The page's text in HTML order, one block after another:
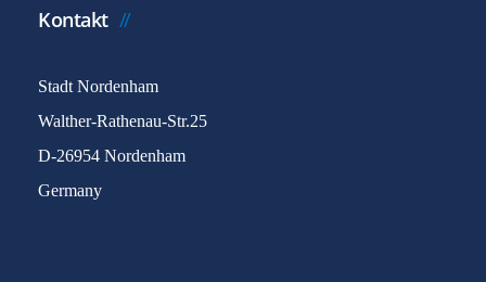
Kontakt
Stadt Nordenham
Walther-Rathenau-Str.25
D-26954 Nordenham
Germany